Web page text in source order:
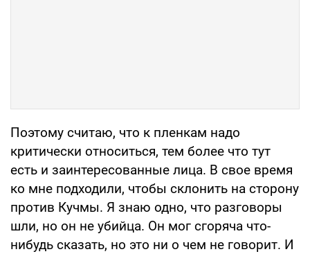
Поэтому считаю, что к пленкам надо
критически относиться, тем более что тут
есть и заинтересованные лица. В свое время
ко мне подходили, чтобы склонить на сторону
против Кучмы. Я знаю одно, что разговоры
шли, но он не убийца. Он мог сгоряча что-
нибудь сказать, но это ни о чем не говорит. И